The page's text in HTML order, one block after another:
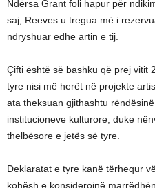
Ndërsa Grant foli hapur për
saj, Reeves u tregua më i
ndryshuar edhe artin e tij.
Çifti është së bashku që prej vitit
tyre nisi më herët në projekte
ata theksuan gjithashtu
institucioneve kulturore, duke
thelbësore e jetës së tyre.
Deklaratat e tyre kanë tërhequr
kohësh e konsiderojnë